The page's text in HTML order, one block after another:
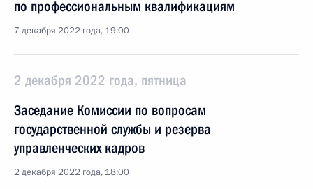
по профессиональным квалификациям
7 декабря 2022 года, 19:00
2 декабря 2022 года, пятница
Заседание Комиссии по вопросам
государственной службы и резерва
управленческих кадров
2 декабря 2022 года, 18:00